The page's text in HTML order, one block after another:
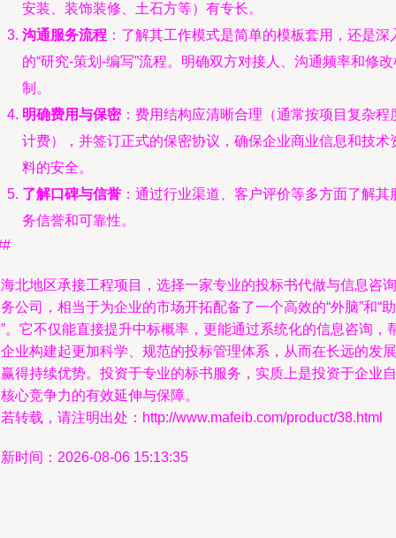
安装、装饰装修、土石方等）有专长。
沟通服务流程 ：了解其工作模式是简单的模板套用，还是深
的“研究-策划-编写”流程。明确双方对接人、沟通频率和修
制。
明确费用与保密：费用结构应清晰合理（通常按项目复杂程
计费），并签订正式的保密协议，确保企业商业信息和技术
料的安全。
了解口碑与信誉 ：通过行业渠道、客户评价等多方面了解其
务信誉和可靠性。
北地区承接工程项目，选择一家专业的投标书代做与信息咨询
公司，相当于为企业的市场开拓配备了一个高效的“外脑”和“助
。它不仅能直接提升中标概率，更能通过系统化的信息咨询，
业构建起更加科学、规范的投标管理体系，从而在长远的发展
得持续优势。投资于专业的标书服务，实质上是投资于企业自
心竞争力的有效延伸与保障。
转载，请注明出处：http://www.mafeib.com/product/38.html
时间：2026-08-06 15:13:35